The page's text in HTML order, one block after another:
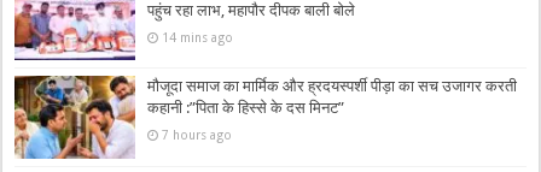
पहुंच रहा लाभ, महापौर दीपक बाली बोले
14 mins ago
मौजूदा समाज का मार्मिक और ह्रदयस्पर्शी पीड़ा का सच उजागर करती
कहानी :”पिता के हिस्से के दस मिनट”
7 hours ago